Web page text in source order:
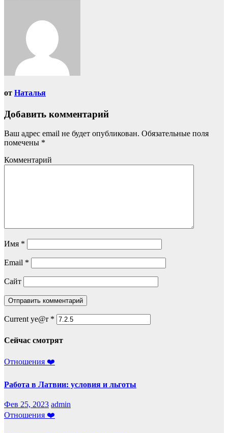
от Наталья
Добавить комментарий
Ваш адрес email не будет опубликован. Обязательные поля
помечены *
Комментарий
Имя *
Email *
Сайт
Current ye@r *
Сейчас смотрят
Отношения ❤️
Работа в Латвии: условия и льготы
Фев 25, 2023 admin
Отношения ❤️